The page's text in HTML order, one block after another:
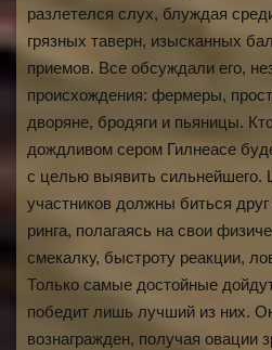
разлетелся слух, блуждая
грязных таверн, изысканных
приемов. Все обсуждали его,
происхождения: фермеры,
дворяне, бродяги и пьяницы.
дождливом сером Гилнеасе
с целью выявить сильнейшего.
участников должны биться друг
ринга, полагаясь на свои
смекалку, быстроту реакции,
Только самые достойные
победит лишь лучший из них.
вознагражден, получая овации